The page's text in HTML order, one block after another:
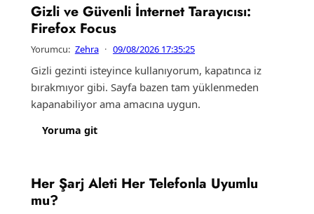
Gizli ve Güvenli İnternet Tarayıcısı:
Firefox Focus
Yorumcu: Zehra · 09/08/2026 17:35:25
Gizli gezinti isteyince kullanıyorum, kapatınca iz
bırakmıyor gibi. Sayfa bazen tam yüklenmeden
kapanabiliyor ama amacına uygun.
Yoruma git
Her Şarj Aleti Her Telefonla Uyumlu
mu?